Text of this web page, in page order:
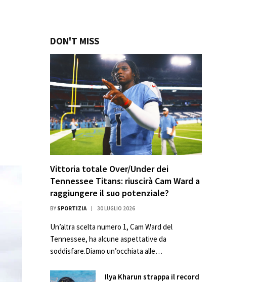
DON'T MISS
Vittoria totale Over/Under dei
Tennessee Titans: riuscirà Cam Ward a
raggiungere il suo potenziale?
BY SPORTIZIA 30 LUGLIO 2026
Un’altra scelta numero 1, Cam Ward del
Tennessee, ha alcune aspettative da
soddisfare.Diamo un’occhiata alle…
Ilya Kharun strappa il record